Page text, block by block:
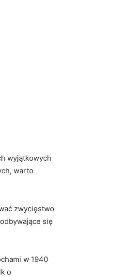
wyjątkowych
warto
zwycięstwo
się
w 1940
o